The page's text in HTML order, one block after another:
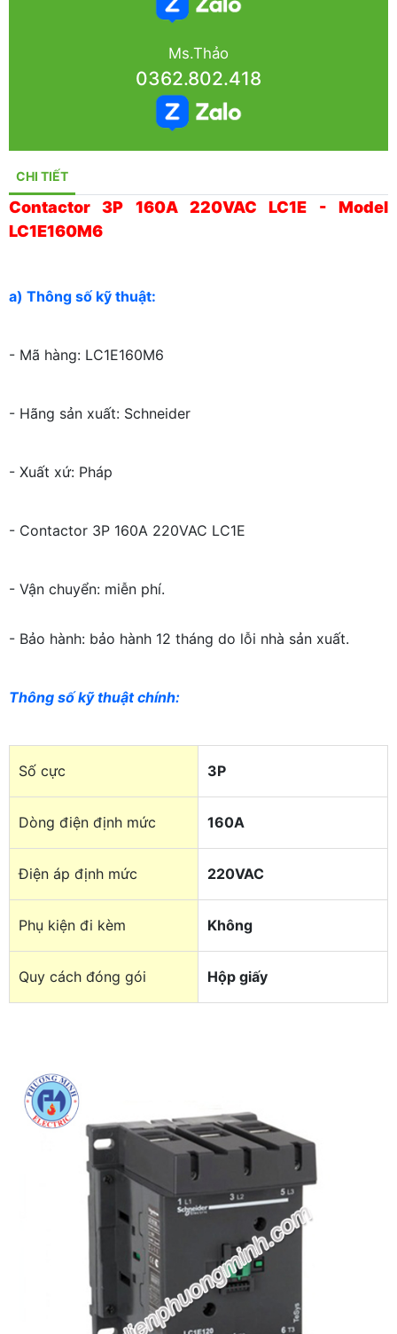
Ms.Thảo
0362.802.418
CHI TIẾT
Contactor 3P 160A 220VAC LC1E - Model
LC1E160M6
a) Thông số kỹ thuật:
- Mã hàng: LC1E160M6
- Hãng sản xuất: Schneider
- Xuất xứ: Pháp
- Contactor 3P 160A 220VAC LC1E
- Vận chuyển: miễn phí.
- Bảo hành: bảo hành 12 tháng do lỗi nhà sản xuất.
Thông số kỹ thuật chính:
Số cực 3P
Dòng điện định mức 160A
Điện áp định mức 220VAC
Phụ kiện đi kèm Không
Quy cách đóng gói Hộp giấy